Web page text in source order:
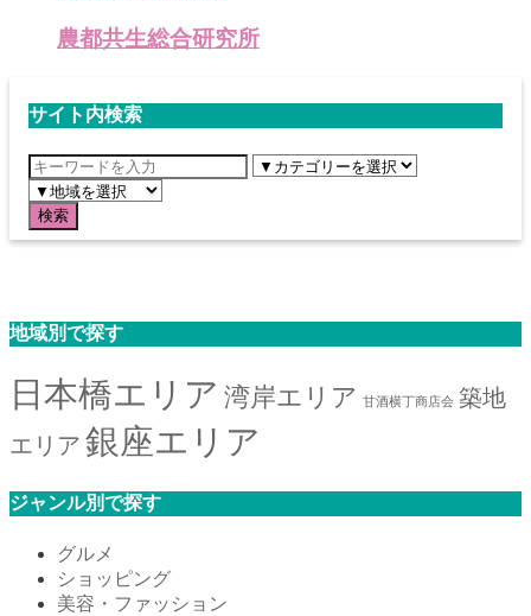
農都共生総合研究所
サイト内検索
地域別で探す
日本橋エリア 湾岸エリア 甘酒横丁商店会 築地
エリア 銀座エリア
ジャンル別で探す
グルメ
ショッピング
美容・ファッション